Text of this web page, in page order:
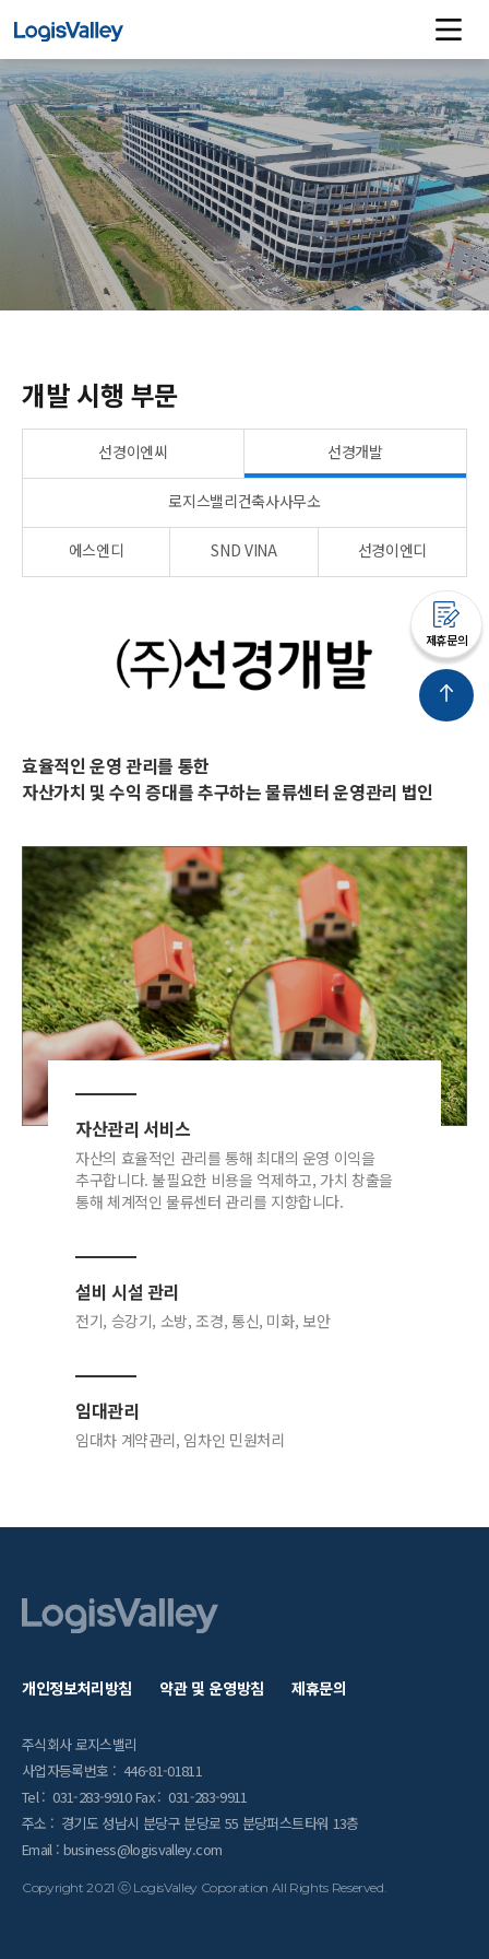
제휴문의
개발 시행 부문
선경이엔씨 선경개발
로지스밸리건축사사무소
에스엔디 SND VINA 선경이엔디
효율적인 운영 관리를 통한
자산가치 및 수익 증대를 추구하는 물류센터 운영관리 법인
자산관리 서비스
자산의 효율적인 관리를 통해 최대의 운영 이익을
추구합니다. 불필요한 비용을 억제하고, 가치 창출을
통해 체계적인 물류센터 관리를 지향합니다.
설비 시설 관리
전기, 승강기, 소방, 조경, 통신, 미화, 보안
임대관리
임대차 계약관리, 임차인 민원처리
개인정보처리방침 약관 및 운영방침 제휴문의
주식회사 로지스밸리
사업자등록번호 : 446-81-01811
Tel : 031-283-9910 Fax : 031-283-9911
주소 : 경기도 성남시 분당구 분당로 55 분당퍼스트타워 13층
Email : business@logisvalley.com
Copyright 2021 ⓒ LogisValley Coporation All Rights Reserved.